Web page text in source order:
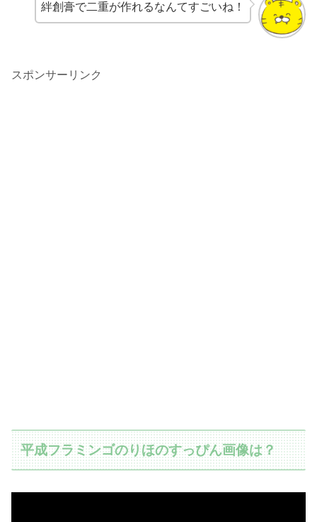
絆創膏で二重が作れるなんてすごいね！
スポンサーリンク
平成フラミンゴのりほのすっぴん画像は？